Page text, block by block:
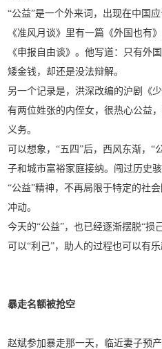
“公益”是一个外来词，出现在中国
《准风月谈》里有一篇《外国也有
《申报自由谈》。他写道：只有外
矮金钱，却还是没法辩解。
另一个记录是，洪深改编的沪剧《
有两位姓张的内侄女，很热心公益
义务。
可以想象，“五四”后，西风东渐，“
子和城市富裕家庭接纳。闯过历史
“公益”精神，不再局限于特定的社
冲动。
今天的“公益”，也已经逐渐摆脱“损
可以“利己”，助人的过程也可以有
暴走名额被抢空
赵斌参加暴走那一天，临近妻子预